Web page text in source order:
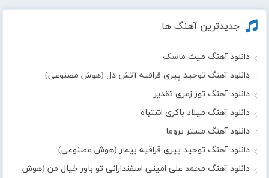
جدیدترین آهنگ ها
دانلود آهنگ میث ماسک
دانلود آهنگ توحید پیری قراقیه آتش دل (هوش مصنوعی)
دانلود آهنگ تور زمری تقدیر
دانلود آهنگ میلاد باکری اشتباه
دانلود آهنگ مستر تروما
دانلود آهنگ توحید پیری قراقیه بیمار (هوش مصنوعی)
دانلود آهنگ محمد علی امینی اسفندارانی تو باور خیال من (هوش